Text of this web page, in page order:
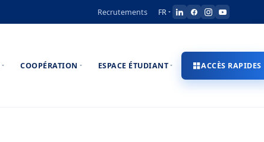
Recrutements FR
COOPÉRATION ESPACE ÉTUDIANT ACCÈS RAPIDES